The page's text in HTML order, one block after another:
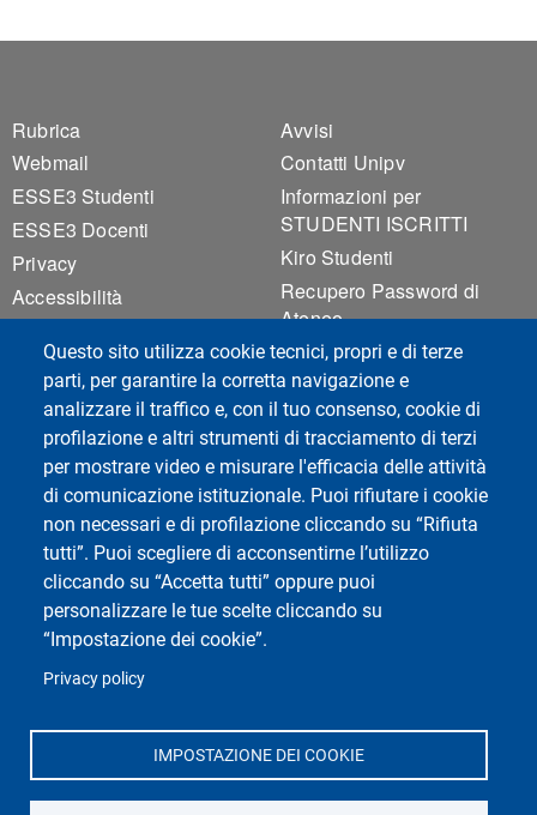
Questo sito utilizza cookie tecnici, propri e di terze
parti, per garantire la corretta navigazione e
analizzare il traffico e, con il tuo consenso, cookie di
profilazione e altri strumenti di tracciamento di terzi
per mostrare video e misurare l'efficacia delle attività
di comunicazione istituzionale. Puoi rifiutare i cookie
non necessari e di profilazione cliccando su “Rifiuta
tutti”. Puoi scegliere di acconsentirne l’utilizzo
cliccando su “Accetta tutti” oppure puoi
personalizzare le tue scelte cliccando su
“Impostazione dei cookie”.
Privacy policy
IMPOSTAZIONE DEI COOKIE
Footer 1
Rubrica
Webmail
ESSE3 Studenti
ESSE3 Docenti
Privacy
Accessibilità
Cookie settings
Footer 2
Avvisi
Contatti Unipv
Informazioni per
STUDENTI ISCRITTI
Kiro Studenti
Recupero Password di
Ateneo
Sicurezza
Social del corso di laurea